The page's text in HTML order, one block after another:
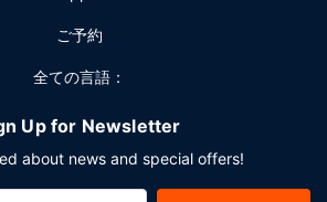
ご予約
全ての言語：
Up for Newsletter
about news and special offers!